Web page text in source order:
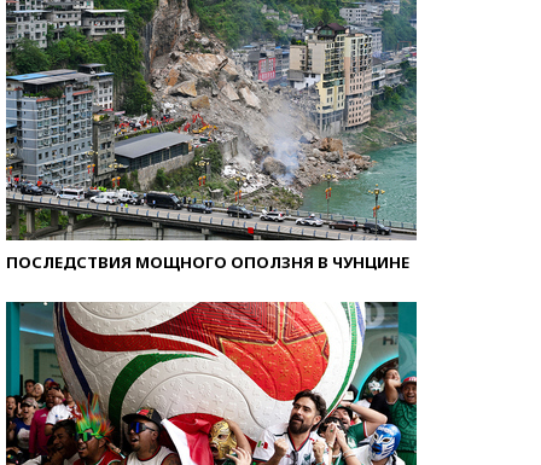
ПОСЛЕДСТВИЯ МОЩНОГО ОПОЛЗНЯ В ЧУНЦИНЕ